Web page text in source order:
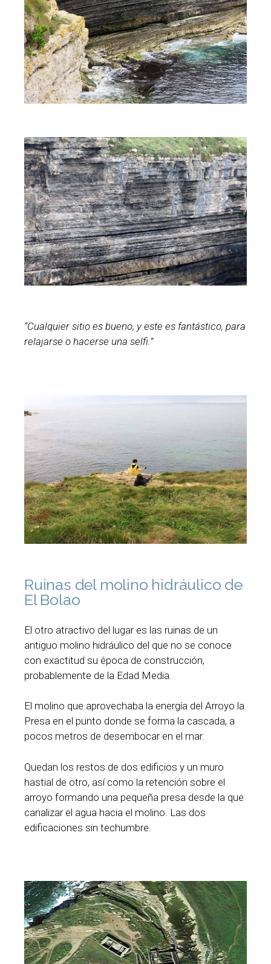
“Cualquier sitio es bueno, y este es fantástico, para
relajarse o hacerse una selfi.”
Ruinas del molino hidráulico de
El Bolao
El otro atractivo del lugar es las ruinas de un
antiguo molino hidráulico del que no se conoce
con exactitud su época de construcción,
probablemente de la Edad Media.
El molino que aprovechaba la energía del Arroyo la
Presa en el punto donde se forma la cascada, a
pocos metros de desembocar en el mar.
Quedan los restos de dos edificios y un muro
hastial de otro, así como la retención sobre el
arroyo formando una pequeña presa desde la que
canalizar el agua hacia el molino. Las dos
edificaciones sin techumbre.